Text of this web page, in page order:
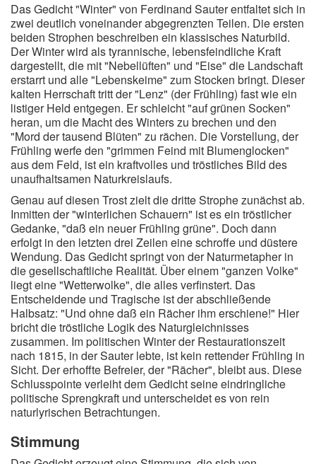
Das Gedicht "Winter" von Ferdinand Sauter entfaltet sich in
zwei deutlich voneinander abgegrenzten Teilen. Die ersten
beiden Strophen beschreiben ein klassisches Naturbild.
Der Winter wird als tyrannische, lebensfeindliche Kraft
dargestellt, die mit "Nebellüften" und "Eise" die Landschaft
erstarrt und alle "Lebenskeime" zum Stocken bringt. Dieser
kalten Herrschaft tritt der "Lenz" (der Frühling) fast wie ein
listiger Held entgegen. Er schleicht "auf grünen Socken"
heran, um die Macht des Winters zu brechen und den
"Mord der tausend Blüten" zu rächen. Die Vorstellung, der
Frühling werfe den "grimmen Feind mit Blumenglocken"
aus dem Feld, ist ein kraftvolles und tröstliches Bild des
unaufhaltsamen Naturkreislaufs.
Genau auf diesen Trost zielt die dritte Strophe zunächst ab.
Inmitten der "winterlichen Schauern" ist es ein tröstlicher
Gedanke, "daß ein neuer Frühling grüne". Doch dann
erfolgt in den letzten drei Zeilen eine schroffe und düstere
Wendung. Das Gedicht springt von der Naturmetapher in
die gesellschaftliche Realität. Über einem "ganzen Volke"
liegt eine "Wetterwolke", die alles verfinstert. Das
Entscheidende und Tragische ist der abschließende
Halbsatz: "Und ohne daß ein Rächer ihm erschiene!" Hier
bricht die tröstliche Logik des Naturgleichnisses
zusammen. Im politischen Winter der Restaurationszeit
nach 1815, in der Sauter lebte, ist kein rettender Frühling in
Sicht. Der erhoffte Befreier, der "Rächer", bleibt aus. Diese
Schlusspointe verleiht dem Gedicht seine eindringliche
politische Sprengkraft und unterscheidet es von rein
naturlyrischen Betrachtungen.
Stimmung